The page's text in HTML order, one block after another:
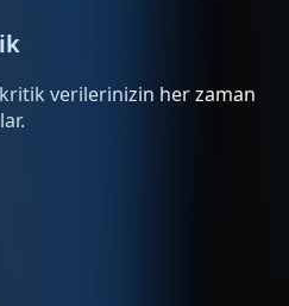
verilerinizin her zaman